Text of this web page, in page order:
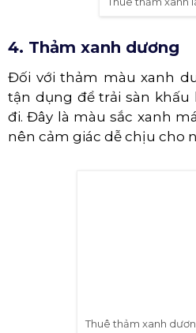
4. Thảm xanh dương
Đối với thảm màu xanh
tận dụng để trải sàn khấu
đi. Đây là màu sắc xanh
nên cảm giác dễ chịu cho
Thuê thảm xanh